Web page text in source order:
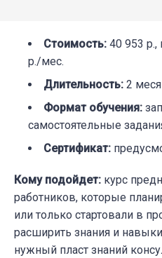
Стоимость: 40 953 р.,
р./мес.
Длительность: 2
Формат обучения:
самостоятельные
Сертификат:
Кому подойдет: курс
работников, которые
или только стартовали в
расширить знания и
нужный пласт знаний